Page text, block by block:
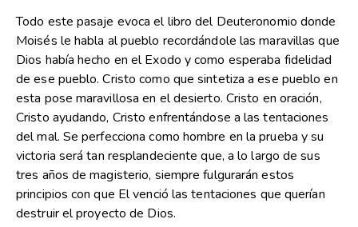
Todo este pasaje evoca el libro del Deuteronomio donde
Moisés le habla al pueblo recordándole las maravillas que
Dios había hecho en el Exodo y como esperaba fidelidad
de ese pueblo. Cristo como que sintetiza a ese pueblo en
esta pose maravillosa en el desierto. Cristo en oración,
Cristo ayudando, Cristo enfrentándose a las tentaciones
del mal. Se perfecciona como hombre en la prueba y su
victoria será tan resplandeciente que, a lo largo de sus
tres años de magisterio, siempre fulgurarán estos
principios con que El venció las tentaciones que querían
destruir el proyecto de Dios.